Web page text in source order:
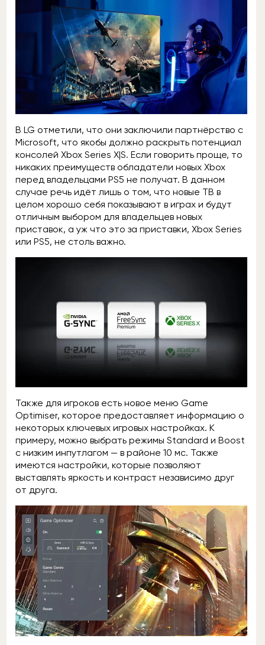
В LG отметили, что они заключили партнёрство с
Microsoft, что якобы должно раскрыть потенциал
консолей Xbox Series X|S. Если говорить проще, то
никаких преимуществ обладатели новых Xbox
перед владельцами PS5 не получат. В данном
случае речь идёт лишь о том, что новые ТВ в
целом хорошо себя показывают в играх и будут
отличным выбором для владельцев новых
приставок, а уж что это за приставки, Xbox Series
или PS5, не столь важно.
Также для игроков есть новое меню Game
Optimiser, которое предоставляет информацию о
некоторых ключевых игровых настройках. К
примеру, можно выбрать режимы Standard и Boost
с низким инпутлагом — в районе 10 мс. Также
имеются настройки, которые позволяют
выставлять яркость и контраст независимо друг
от друга.